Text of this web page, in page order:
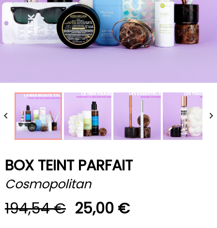


BOX TEINT PARFAIT
Cosmopolitan
194,54 € 25,00 €